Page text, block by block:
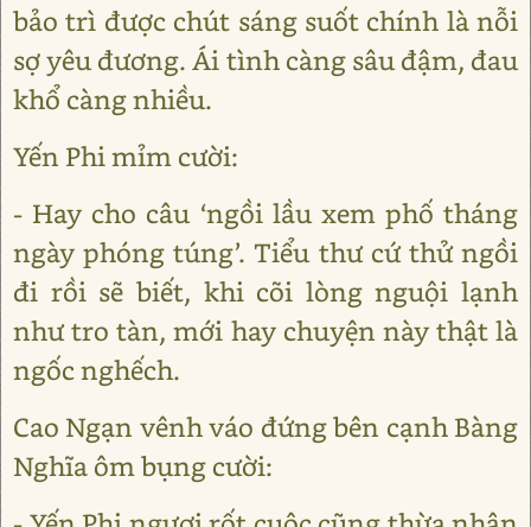
bảo trì được chút sáng suốt chính là nỗi
sợ yêu đương. Ái tình càng sâu đậm, đau
khổ càng nhiều.
Yến Phi mỉm cười:
- Hay cho câu ‘ngồi lầu xem phố tháng
ngày phóng túng’. Tiểu thư cứ thử ngồi
đi rồi sẽ biết, khi cõi lòng nguội lạnh
như tro tàn, mới hay chuyện này thật là
ngốc nghếch.
Cao Ngạn vênh váo đứng bên cạnh Bàng
Nghĩa ôm bụng cười: